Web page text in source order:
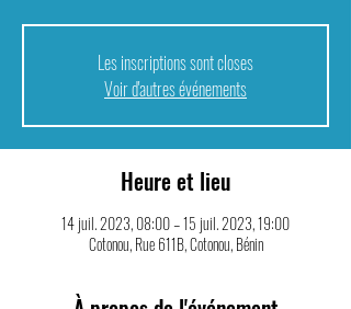
Les inscriptions sont closes
Voir d'autres événements
Heure et lieu
14 juil. 2023, 08:00 – 15 juil. 2023, 19:00
Cotonou, Rue 611B, Cotonou, Bénin